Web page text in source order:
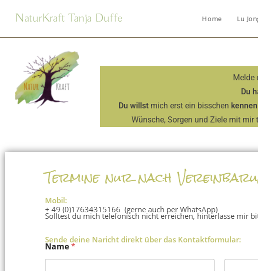
NaturKraft Tanja Duffe Home Lu
Melde
Du
Du willst mich erst ein bisschen
Wünsche, Sorgen und Ziele mit
Termine nur nach
Mobil:
+ 49 (0)17634315166 (gerne auch per WhatsApp)
Solltest du mich telefonisch nicht erreichen, hinterlasse mir
Sende deine Naricht direkt über das Kontaktformular:
Name*